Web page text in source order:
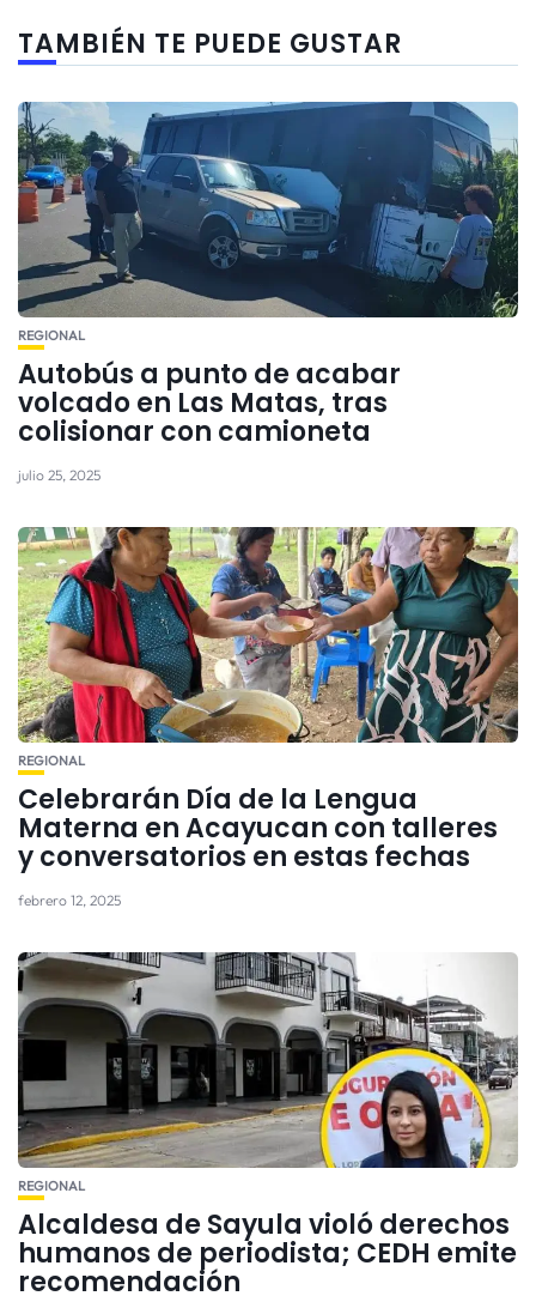
TAMBIÉN TE PUEDE GUSTAR
REGIONAL
Autobús a punto de acabar
volcado en Las Matas, tras
colisionar con camioneta
julio 25, 2025
REGIONAL
Celebrarán Día de la Lengua
Materna en Acayucan con talleres
y conversatorios en estas fechas
febrero 12, 2025
REGIONAL
Alcaldesa de Sayula violó derechos
humanos de periodista; CEDH emite
recomendación